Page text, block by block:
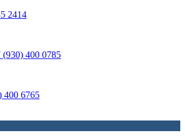
2414
(930) 400 0785
400 6765